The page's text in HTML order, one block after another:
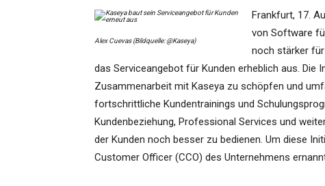
Alex Cuevas (Bildquelle: @Kaseya)
Frankfurt, 17.
von Software
noch stärker
das Serviceangebot für Kunden erheblich aus. Die
Zusammenarbeit mit Kaseya zu schöpfen und
fortschrittliche Kundentrainings und
Kundenbeziehung, Professional Services und
der Kunden noch besser zu bedienen. Um diese
Customer Officer (CCO) des Unternehmens